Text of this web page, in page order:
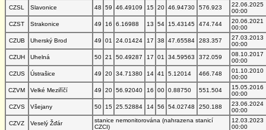
CZSL
Slavonice 48 59 46.49109 15 20 46.94730 576.923
22.06.2025
00:00
CZST
Strakonice 49 16 6.16988 13 54 15.43145 474.744
20.06.2021
00:00
CZUB
Uherský Brod 49 01 24.01424 17 38 47.65584 283.357
27.03.2013
00:00
CZUH
Uhelná 50 21 50.49287 17 01 34.59563 372.059
08.10.2017
00:00
CZUS
Ústrašice 49 20 34.71380 14 41 5.12014 466.748
01.10.2010
00:00
CZVM
Velké Meziříčí 49 20 56.92040 16 00 0.88750 551.504
15.05.2016
00:00
CZVS
Všejany 50 15 25.52884 14 56 54.02748 250.188
23.06.2024
00:00
CZVZ
Veselý Žďár
stanice nemonitorována (nahrazena stanicí
CZCI)
12.03.2023
00:00